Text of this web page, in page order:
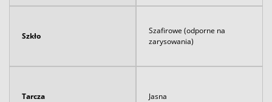
Szkło
Szafirowe (odporne na
zarysowania)
Tarcza Jasna